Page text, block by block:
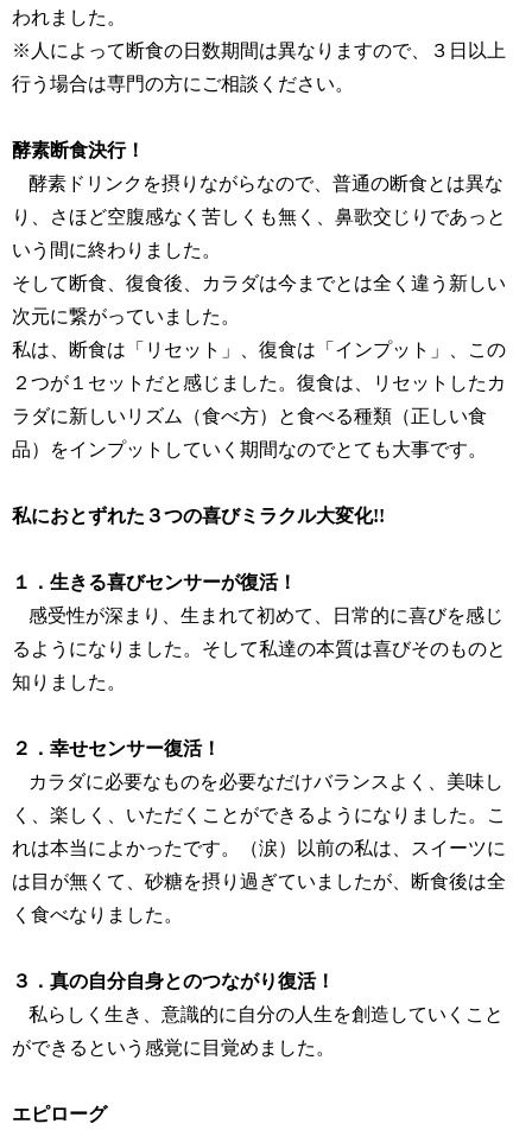
われました。
※人によって断食の日数期間は異なりますので、３日以上
行う場合は専門の方にご相談ください。
酵素断食決行！
酵素ドリンクを摂りながらなので、普通の断食とは異な
り、さほど空腹感なく苦しくも無く、鼻歌交じりであっと
いう間に終わりました。
そして断食、復食後、カラダは今までとは全く違う新しい
次元に繋がっていました。
私は、断食は「リセット」、復食は「インプット」、この
２つが１セットだと感じました。復食は、リセットしたカ
ラダに新しいリズム（食べ方）と食べる種類（正しい食
品）をインプットしていく期間なのでとても大事です。
私におとずれた３つの喜びミラクル大変化!!
１．生きる喜びセンサーが復活！
感受性が深まり、生まれて初めて、日常的に喜びを感じ
るようになりました。そして私達の本質は喜びそのものと
知りました。
２．幸せセンサー復活！
カラダに必要なものを必要なだけバランスよく、美味し
く、楽しく、いただくことができるようになりました。こ
れは本当によかったです。（涙）以前の私は、スイーツに
は目が無くて、砂糖を摂り過ぎていましたが、断食後は全
く食べなりました。
３．真の自分自身とのつながり復活！
私らしく生き、意識的に自分の人生を創造していくこと
ができるという感覚に目覚めました。
エピローグ